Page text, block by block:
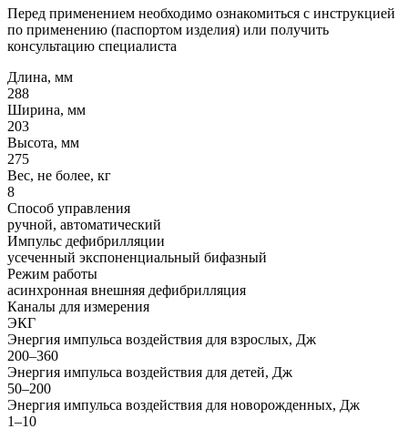
Перед применением необходимо ознакомиться с инструкцией
по применению (паспортом изделия) или получить
консультацию специалиста
Длина, мм
288
Ширина, мм
203
Высота, мм
275
Вес, не более, кг
8
Способ управления
ручной, автоматический
Импульс дефибрилляции
усеченный экспоненциальный бифазный
Режим работы
асинхронная внешняя дефибрилляция
Каналы для измерения
ЭКГ
Энергия импульса воздействия для взрослых, Дж
200–360
Энергия импульса воздействия для детей, Дж
50–200
Энергия импульса воздействия для новорожденных, Дж
1–10